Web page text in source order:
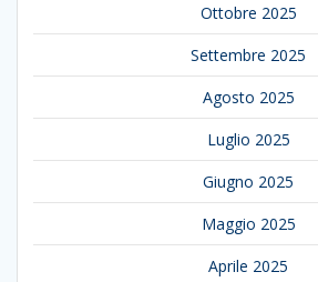
Ottobre 2025
Settembre 2025
Agosto 2025
Luglio 2025
Giugno 2025
Maggio 2025
Aprile 2025